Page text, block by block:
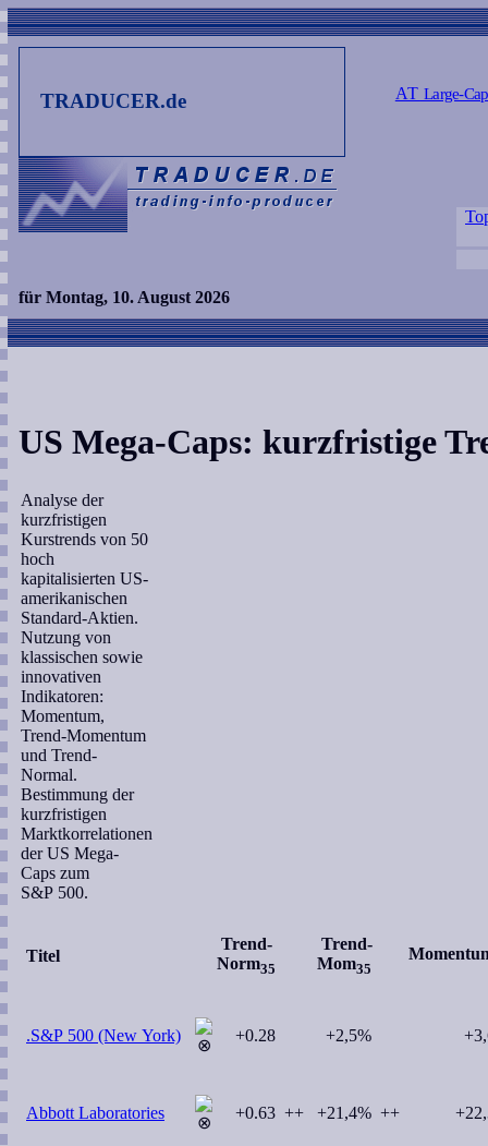
TRADUCER.de AT Large-
für Montag, 10. August 2026
US Mega-Caps: kurzfristige
Analyse der
kurzfristigen
Kurstrends von 50
hoch
kapitalisierten US-
amerikanischen
Standard-Aktien.
Nutzung von
klassischen sowie
innovativen
Indikatoren:
Momentum,
Trend-Momentum
und Trend-
Normal.
Bestimmung der
kurzfristigen
Marktkorrelationen
der US Mega-
Caps zum
S&P 500.
Titel
Trend-
Norm35
Trend-
Mom35
.S&P 500 (New York) +0.28 +2,5%
Abbott Laboratories +0.63 ++ +21,4% ++